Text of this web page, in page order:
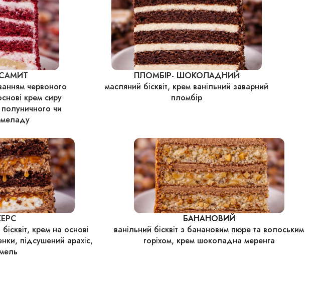
червоного
крем сиру
чи
ПЛОМБІР- ШОКОЛАДНИЙ
масляний бісквіт, крем ванільний заварний
пломбір
крем на основі
підсушений арахіс,
БАНАНОВИЙ
ванільний бісквіт з банановим пюре та волоським
горіхом, крем шоколадна меренга